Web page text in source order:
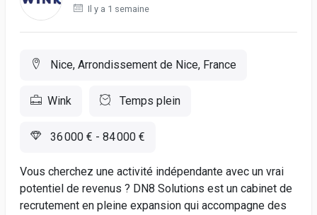
Il y a 1 semaine
Nice, Arrondissement de Nice, France
Wink Temps plein
36 000 € - 84 000 €
Vous cherchez une activité indépendante avec un vrai
potentiel de revenus ? DN8 Solutions est un cabinet de
recrutement en pleine expansion qui accompagne des